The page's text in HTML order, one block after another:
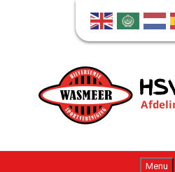
Menu